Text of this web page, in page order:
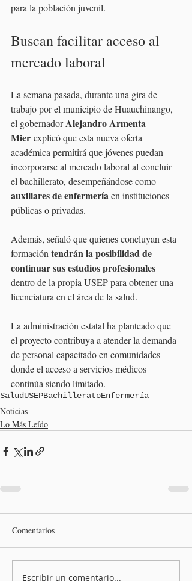
para la población juvenil.
Buscan facilitar acceso al
mercado laboral
La semana pasada, durante una gira de
trabajo por el municipio de Huauchinango,
el gobernador Alejandro Armenta
Mier explicó que esta nueva oferta
académica permitirá que jóvenes puedan
incorporarse al mercado laboral al concluir
el bachillerato, desempeñándose como
auxiliares de enfermería en instituciones
públicas o privadas.
Además, señaló que quienes concluyan esta
formación tendrán la posibilidad de
continuar sus estudios profesionales
dentro de la propia USEP para obtener una
licenciatura en el área de la salud.
La administración estatal ha planteado que
el proyecto contribuya a atender la demanda
de personal capacitado en comunidades
donde el acceso a servicios médicos
continúa siendo limitado.
SaludUSEPBachilleratoEnfermería
Noticias
Lo Más Leído
Comentarios
Escribir un comentario...